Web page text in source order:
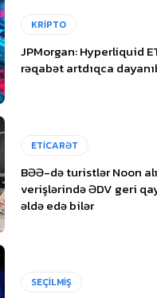
KRİPTO
JPMorgan: Hyperliquid
rəqabət artdıqca
ETİCARƏT
BƏƏ-də turistlər Noon
verişlərində ƏDV geri
əldə edə bilər
SEÇİLMİŞ